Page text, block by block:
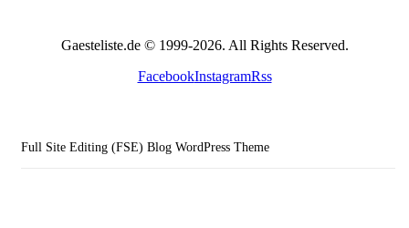
Gaesteliste.de © 1999-2026. All Rights Reserved.
FacebookInstagramRss
Full Site Editing (FSE) Blog WordPress Theme